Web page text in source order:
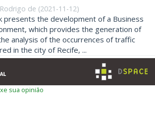
de (2021-11-12)
presents the development of a Business
which provides the generation of
analysis of the occurrences of traffic
in the city of Recife, ...
sua opinião